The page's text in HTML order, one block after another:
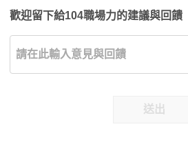
歡迎留下給104職場力的建議與回饋
送出